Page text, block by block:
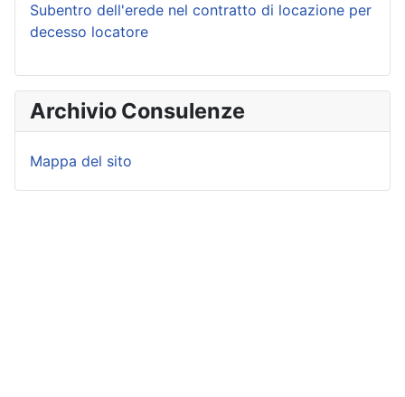
Subentro dell'erede nel contratto di locazione per
decesso locatore
Archivio Consulenze
Mappa del sito